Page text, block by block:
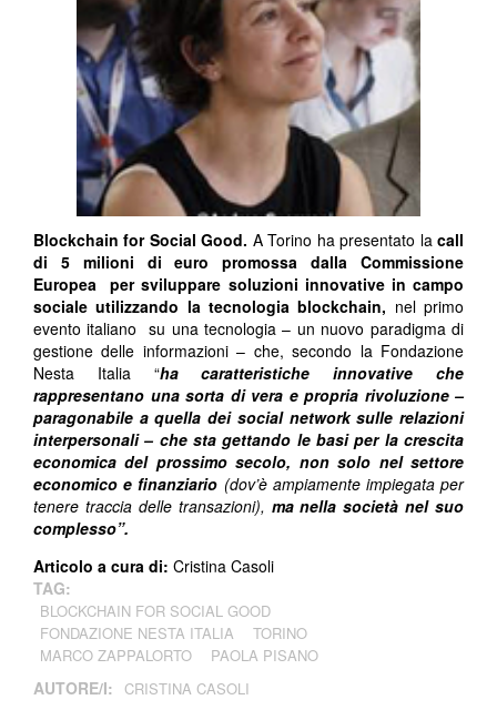
Blockchain for Social Good. A Torino ha presentato lacall
di
5 milioni di europromossa dalla Commissione
Europea per sviluppare soluzioni innovative in campo
sociale utilizzando la tecnologia blockchain, nel primo
evento italiano su una tecnologia – un nuovo paradigma di
gestione delle informazioni – che, secondo la Fondazione
Nesta Italia “ha caratteristiche innovative che
rappresentano una sorta di vera e propria rivoluzione –
paragonabile a quella dei social network sulle relazioni
interpersonali – che sta gettando le basi per la crescita
economica del prossimo secolo, non solo nel settore
economico e finanziario (dov’è ampiamente impiegata per
tenere traccia delle transazioni), ma nella società nel suo
complesso”.
Articolo a cura di: Cristina Casoli
TAG:
BLOCKCHAIN FOR SOCIAL GOOD
FONDAZIONE NESTA ITALIA
TORINO
MARCO ZAPPALORTO
PAOLA PISANO
AUTORE/I: CRISTINA CASOLI